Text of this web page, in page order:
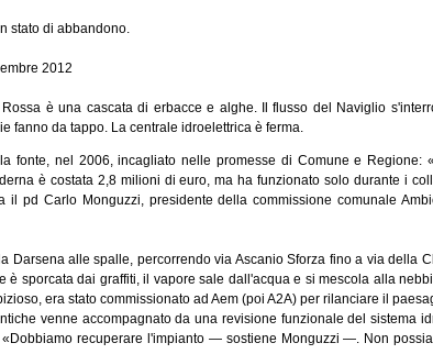
stato di abbandono.
2012
è una cascata di erbacce e alghe. Il flusso del Naviglio
fanno da tappo. La centrale idroelettrica è ferma.
fonte, nel 2006, incagliato nelle promesse di Comune e
è costata 2,8 milioni di euro, ma ha funzionato solo durante i
pd Carlo Monguzzi, presidente della commissione comunale
alle spalle, percorrendo via Ascanio Sforza fino a via della
sporcata dai graffiti, il vapore sale dall'acqua e si mescola alla
era stato commissionato ad Aem (poi A2A) per rilanciare il
venne accompagnato da una revisione funzionale del sistema
recuperare l'impianto — sostiene Monguzzi —. Non